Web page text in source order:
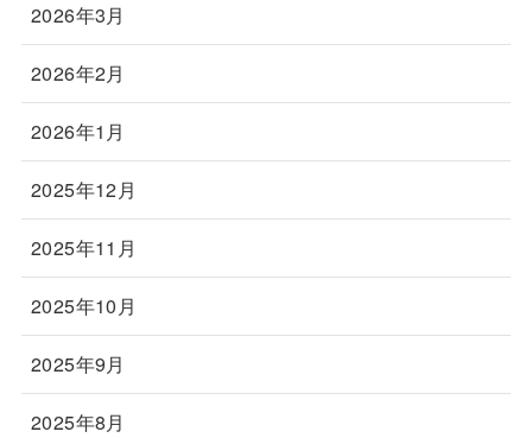
2026年3月
2026年2月
2026年1月
2025年12月
2025年11月
2025年10月
2025年9月
2025年8月